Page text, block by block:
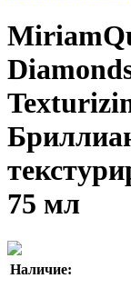
75 мл
Наличие: